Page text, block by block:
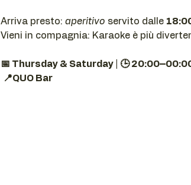
Arriva presto: aperitivo servito dalle
Vieni in compagnia: Karaoke è più
📅 Thursday & Saturday | 🕒
📍QUO Bar